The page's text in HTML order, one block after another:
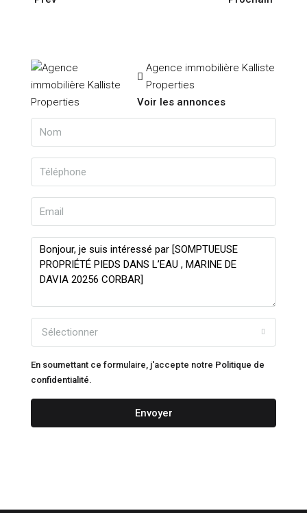
Agence immobilière Kalliste
Properties
Voir les annonces
Sélectionner
En soumettant ce formulaire, j'accepte notre Politique de
confidentialité.
Envoyer